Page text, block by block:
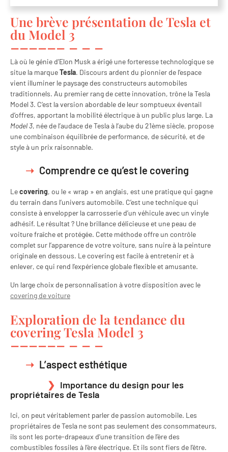
Une brève présentation de Tesla et
du Model 3
Là où le génie d’Elon Musk a érigé une forteresse technologique se
situe la marqueTesla. Discours ardent du pionnier de l’espace
vient illuminer le paysage des constructeurs automobiles
traditionnels. Au premier rang de cette innovation, trône la Tesla
Model 3. C’est la version abordable de leur somptueux éventail
d’offres, apportant la mobilité électrique à un public plus large. La
Model 3, née de l’audace de Tesla à l’aube du 21ème siècle, propose
une combinaison équilibrée de performance, de sécurité, et de
style à un prix raisonnable.
Comprendre ce qu’est le covering
Lecovering, ou le « wrap » en anglais, est une pratique qui gagne
du terrain dans l’univers automobile. C’est une technique qui
consiste à envelopper la carrosserie d’un véhicule avec un vinyle
adhésif. Le résultat ? Une brillance délicieuse et une peau de
voiture fraîche et protégée. Cette méthode offre un contrôle
complet sur l’apparence de votre voiture, sans nuire à la peinture
originale en dessous. Le covering est facile à entretenir et à
enlever, ce qui rend l’expérience globale flexible et amusante.
Un large choix de personnalisation à votre disposition avec le
covering de voiture
Exploration de la tendance du
covering Tesla Model 3
L’aspect esthétique
Importance du design pour les
propriétaires de Tesla
Ici, on peut véritablement parler de passion automobile. Les
propriétaires de Tesla ne sont pas seulement des consommateurs,
ils sont les porte-drapeaux d’une transition de l’ère des
combustibles fossiles à l’ère électrique. Et ils sont fiers de l’être.